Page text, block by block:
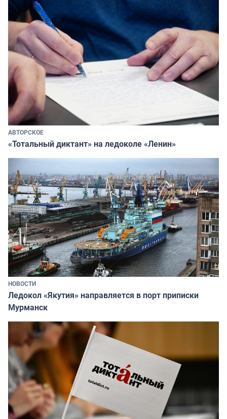
АВТОРСКОЕ
«Тотальный диктант» на ледоколе «Ленин»
НОВОСТИ
Ледокол «Якутия» направляется в порт приписки
Мурманск